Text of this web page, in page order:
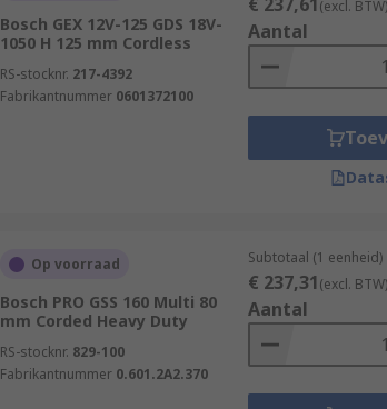
Bosch GEX 12V-125 GDS 18V-
1050 H 125 mm Cordless
RS-stocknr. 217-4392
Fabrikantnummer 0601372100
(excl. BTW)
Aantal
Op voorraad
Bosch PRO GSS 160 Multi 80
mm Corded Heavy Duty
RS-stocknr. 829-100
Fabrikantnummer 0.601.2A2.370
Subtotaal (1 eenheid)
€ 237,31(excl. BTW)
Aantal